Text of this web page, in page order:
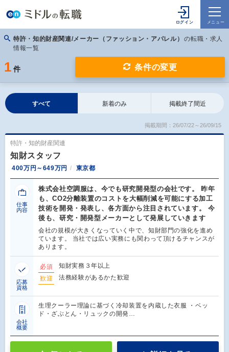
特許・知的財産関連/メーカー（ファッション・アパレル）
の転職・求人
情報一覧
1 件 条件の変更
すべて 新着のみ 掲載終了間近
掲載期間：26/07/22～26/09/15
特許・知的財産関連
知財スタッフ
400万円～649万円 東京都
仕事
内容
株式会社空調服は、今でも研究開発型の会社です。 昨年
も、CO2分離装置のコストを大幅削減を可能にする加工
技術を開発・発表し、各方面から注目されています。 今
後も、研究・開発型メーカーとして発展していきます
会社の規模が大きくなっていく中で、知財部門の強化を進め
ています。 当社では広い実務にも関わって頂けるチャンスが
あります。
応募
資格
必須
知財実務３年以上
歓迎
法務経験があるかた歓迎
会社
概要
生理クーラー理論に基づく冷却装置を内蔵した衣服 ・ベッ
ド・ざぶとん・リュックの開発…